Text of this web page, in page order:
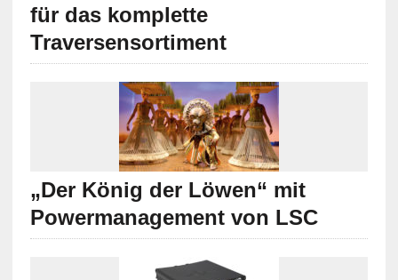
für das komplette
Traversensortiment
„Der König der Löwen“ mit
Powermanagement von LSC